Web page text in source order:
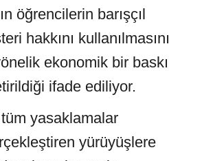
öğrencilerin barışçıl
hakkını kullanılmasını
ekonomik bir baskı
ifade ediliyor.
yasaklamalar
yürüyüşlere